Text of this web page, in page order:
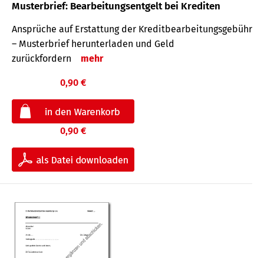
Musterbrief: Bearbeitungsentgelt bei Krediten
Ansprüche auf Erstattung der Kreditbearbeitungsgebühr
– Musterbrief herunterladen und Geld
zurückfordern
mehr
0,90 €
0,90 €